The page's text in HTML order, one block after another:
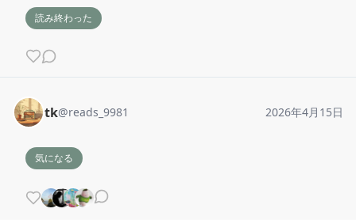
読み終わった
tk@reads_9981 2026年4月15日
気になる